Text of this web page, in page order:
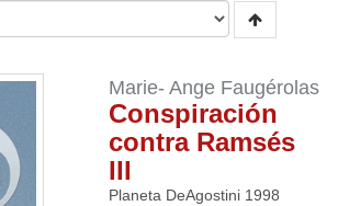
Marie- Ange Faugérolas
Conspiración
contra Ramsés
III
Planeta DeAgostini 1998